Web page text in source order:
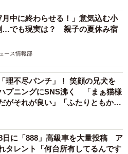
月中に終わらせる！」意気込む小
…でも現実は？ 親子の夏休み宿
ース情報部
理不尽パンチ」！ 笑顔の兄犬を
プニングにSNS沸く 「まぁ猫様
がそれが良い」「ふたりともかわ
日に「888」高級車を大量投稿 ア
タレント「何台所有してるんです